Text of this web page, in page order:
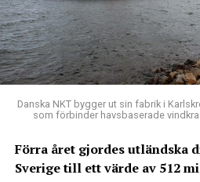
Danska NKT bygger ut sin fabrik i
som förbinder havsbaserade
Förra året gjordes utländska
Sverige till ett värde av 512